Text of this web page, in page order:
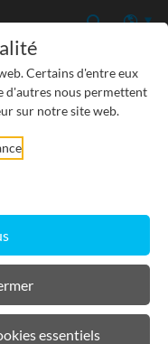
Certains d'entre eux
d'autres nous permettent
sur notre site web.
essentiels